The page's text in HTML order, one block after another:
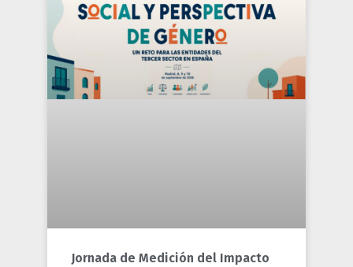
Jornada de Medición del Impacto